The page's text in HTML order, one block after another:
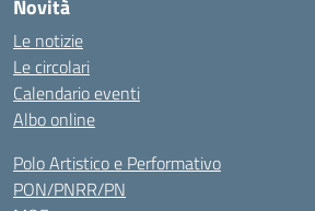
Novità
Le notizie
Le circolari
Calendario eventi
Albo online
Polo Artistico e Performativo
PON/PNRR/PN